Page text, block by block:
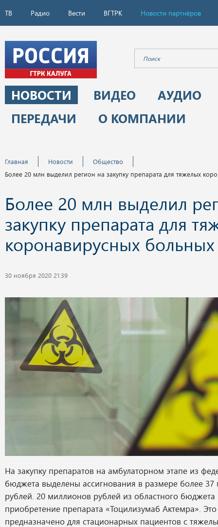
ТВ Радио Вести ВГТРК Новости партнёров
НОВОСТИ ВИДЕО
АУДИО
ПЕРЕДАЧИ
О КОМПАНИИ
Главная Новости
Общество
Более 20 млн выделил регион на закупку препарата для тяжелых
Более 20 млн выделил
закупку препарата для
коронавирусных больных
30 ноября 2020 21:39
На закупку препаратов на амбулаторном этапе из
бюджета выделены ассигнования в размере более
рублей. 20 миллионов рублей из областного
приобретение препарата «Тоцилизумаб Актемра». Это
предназначено для стационарных пациентов с